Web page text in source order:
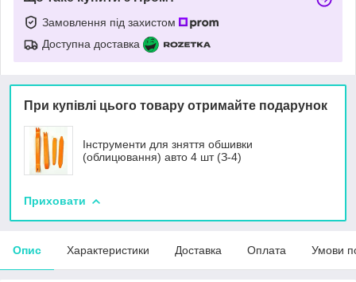
Замовлення під захистом
Доступна доставка
При купівлі цього товару отримайте подарунок
Інструменти для зняття обшивки
(облицювання) авто 4 шт (З-4)
Приховати
Опис Характеристики Доставка Оплата Умови